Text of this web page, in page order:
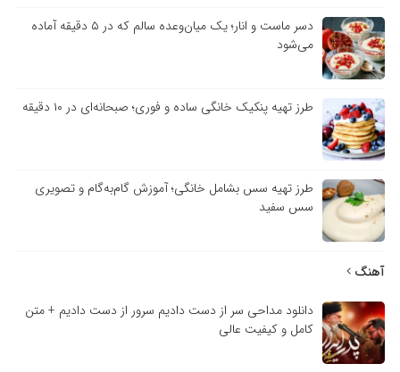
دسر ماست و انار؛ یک میان‌وعده سالم که در ۵ دقیقه آماده
می‌شود
طرز تهیه پنکیک خانگی ساده و فوری؛ صبحانه‌ای در ۱۰ دقیقه
طرز تهیه سس بشامل خانگی؛ آموزش گام‌به‌گام و تصویری
سس سفید
آهنگ
دانلود مداحی سر از دست دادیم سرور از دست دادیم + متن
کامل و کیفیت عالی